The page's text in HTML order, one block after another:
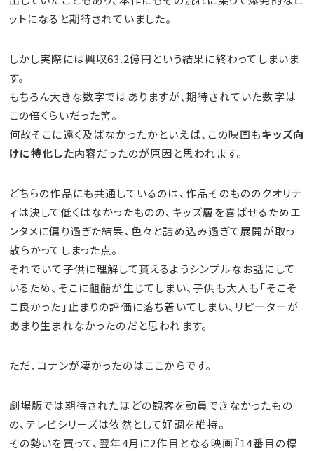
ットになると期待されていました。
しかし実際には興収63.2億円という結果に終わってしまいま
す。
もちろん大きな数字ではありますが、期待されていた数字は
この倍くらいだった筈。
何故そこに遠く及ばなかったかといえば、この映画もキッズ向
けに特化した内容だったのが原因と思われます。
どちらの作品にも共通しているのは、作品そのもののクオリテ
ィは決して低くはなかったものの、キッズ層を喜ばせるためエ
ンタメに偏り過ぎた結果、色々と詰め込み過ぎて展開が取っ
散らかってしまった点。
それでいて子供に理解して貰えるようシンプルなお話にして
いるため、そこに齟齬が生じてしまい、子供も大人も「そこそ
こ良かった」止まりの評価に落ち着いてしまい、リピーターが
あまり生まれなかったのだと思われます。
ただ、コナンが凄かったのはここからです。
劇場版では期待されたほどの観客を動員できなかったもの
の、テレビシリーズは依然として好調を維持。
その勢いを買って、翌年4月に2作目となる映画『14番目の標